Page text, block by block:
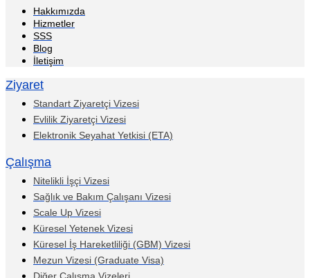
Hakkımızda
Hizmetler
SSS
Blog
İletişim
Ziyaret
Standart Ziyaretçi Vizesi
Evlilik Ziyaretçi Vizesi
Elektronik Seyahat Yetkisi (ETA)
Çalışma
Nitelikli İşçi Vizesi
Sağlık ve Bakım Çalışanı Vizesi
Scale Up Vizesi
Küresel Yetenek Vizesi
Küresel İş Hareketliliği (GBM) Vizesi
Mezun Vizesi (Graduate Visa)